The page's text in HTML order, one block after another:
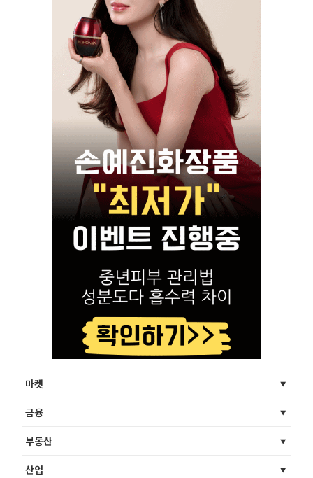
마켓
금융
부동산
산업